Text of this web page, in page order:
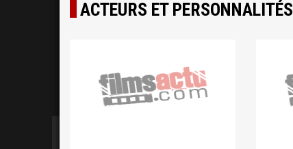
ACTEURS ET PERSONNALITÉS